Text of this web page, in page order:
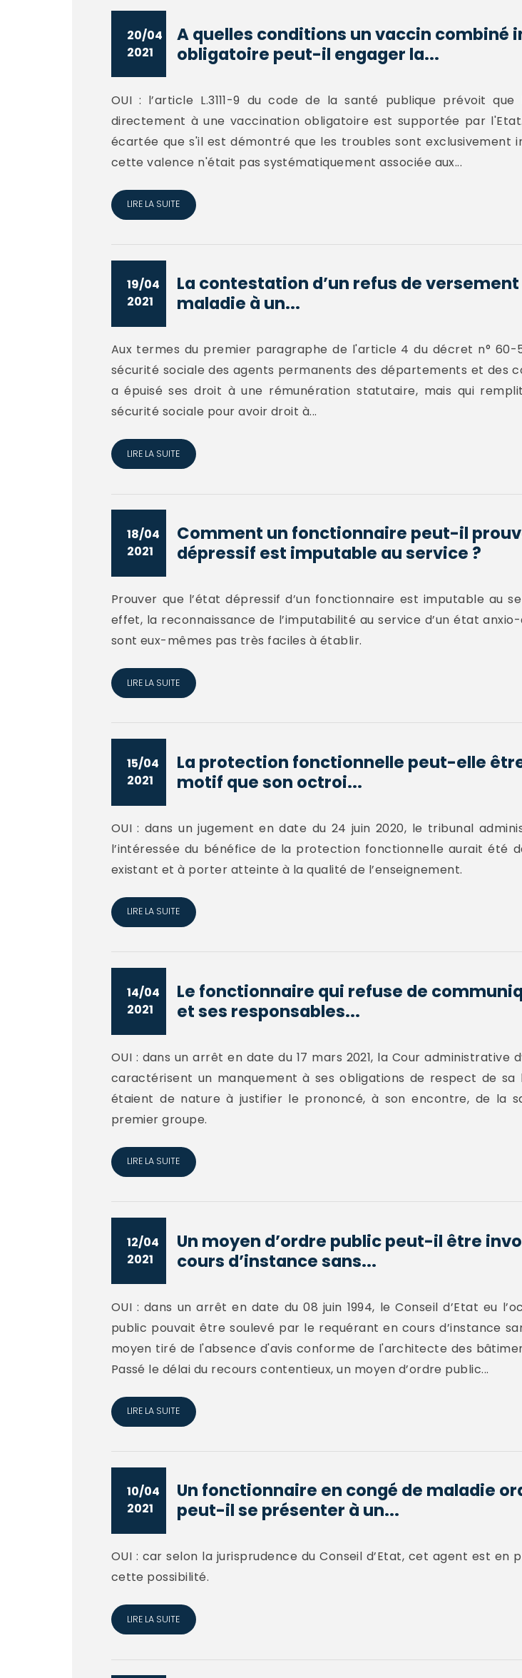
20/04
2021
A quelles conditions un vaccin combiné
obligatoire peut-il engager la...
OUI : l’article L.3111-9 du code de la santé publique prévoit
directement à une vaccination obligatoire est supportée par
écartée que s'il est démontré que les troubles sont exclusivement
cette valence n'était pas systématiquement associée aux...
LIRE LA SUITE
19/04
2021
La contestation d’un refus de
maladie à un...
Aux termes du premier paragraphe de l'article 4 du décret n° 60-
sécurité sociale des agents permanents des départements et des
a épuisé ses droit à une rémunération statutaire, mais qui
sécurité sociale pour avoir droit à...
LIRE LA SUITE
18/04
2021
Comment un fonctionnaire peut-il
dépressif est imputable au service ?
Prouver que l’état dépressif d’un fonctionnaire est imputable au
effet, la reconnaissance de l’imputabilité au service d’un état
sont eux-mêmes pas très faciles à établir.
LIRE LA SUITE
15/04
2021
La protection fonctionnelle peut-elle
motif que son octroi...
OUI : dans un jugement en date du 24 juin 2020, le tribunal
l’intéressée du bénéfice de la protection fonctionnelle aurait été
existant et à porter atteinte à la qualité de l’enseignement.
LIRE LA SUITE
14/04
2021
Le fonctionnaire qui refuse de
et ses responsables...
OUI : dans un arrêt en date du 17 mars 2021, la Cour administrative
caractérisent un manquement à ses obligations de respect de
étaient de nature à justifier le prononcé, à son encontre, de la
premier groupe.
LIRE LA SUITE
12/04
2021
Un moyen d’ordre public peut-il être
cours d’instance sans...
OUI : dans un arrêt en date du 08 juin 1994, le Conseil d’Etat eu
public pouvait être soulevé par le requérant en cours d’instance
moyen tiré de l'absence d'avis conforme de l'architecte des
Passé le délai du recours contentieux, un moyen d’ordre public...
LIRE LA SUITE
10/04
2021
Un fonctionnaire en congé de maladie
peut-il se présenter à un...
OUI : car selon la jurisprudence du Conseil d’Etat, cet agent est en
cette possibilité.
LIRE LA SUITE